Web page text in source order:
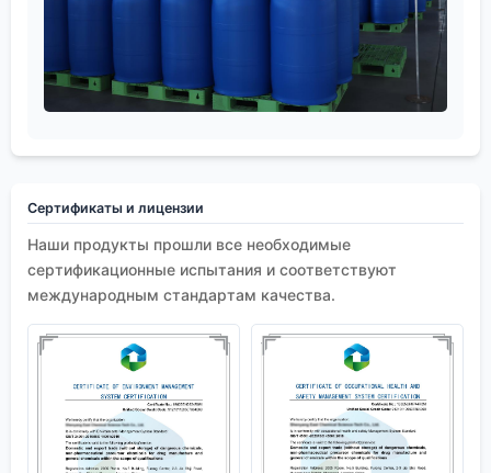
Сертификаты и лицензии
Наши продукты прошли все необходимые
сертификационные испытания и соответствуют
международным стандартам качества.